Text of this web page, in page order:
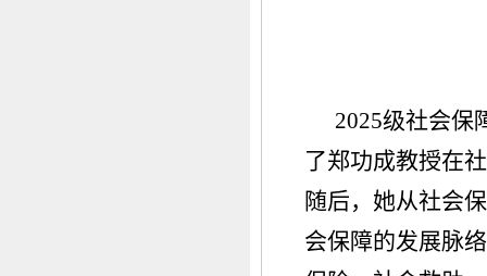
2025级社会保
了郑功成教授在
随后，她从社会
会保障的发展脉